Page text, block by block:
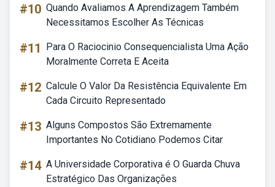
#10 Quando Avaliamos A Aprendizagem Também
Necessitamos Escolher As Técnicas
#11
Para O Raciocinio Consequencialista Uma Ação
Moralmente Correta E Aceita
#12 Calcule O Valor Da Resistência Equivalente Em
Cada Circuito Representado
#13 Alguns Compostos São Extremamente
Importantes No Cotidiano Podemos Citar
#14 A Universidade Corporativa é O Guarda Chuva
Estratégico Das Organizações